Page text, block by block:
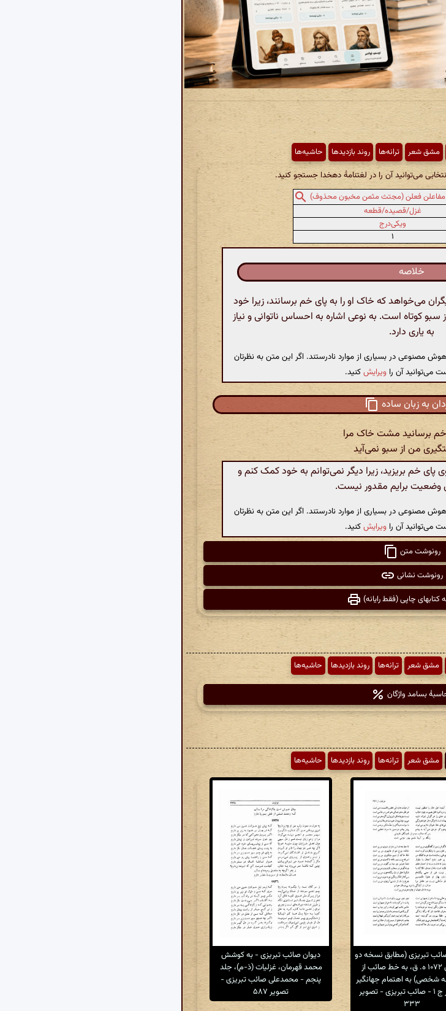
مشق شعر ترانه‌ها روند بازدیدها حاشیه‌ها
می‌توانید آن را در لغتنامهٔ دهخدا جستجو کنید.
مفاعلن فعلن (مجتث مثمن مخبون محذوف)
غزل/قصیده/قطعه
ویکی‌درج
۱
خلاصه
می‌خواهد که خاک او را به پای خم برسانند، زیرا خود
کوتاه است. به نوعی اشاره به احساس ناتوانی و نیاز
به یاری دارد.
مصنوعی در بسیاری از موارد نادرستند. اگر این متن به نظرتان
می‌توانید آن را ویرایشکنید.
به زبان ساده
خم برسانید مشت خاک مرا
من از سبو نمی‌آید
خم بریزید، زیرا دیگر نمی‌توانم به خود کمک کنم و
وضعیت برایم مقدور نیست.
مصنوعی در بسیاری از موارد نادرستند. اگر این متن به نظرتان
می‌توانید آن را ویرایشکنید.
رونوشت متن
رونوشت نشانی
کتابهای چاپی (فقط رایانه)
مشق شعر ترانه‌ها روند بازدیدها حاشیه‌ها
بسامد واژگان
مشق شعر ترانه‌ها روند بازدیدها حاشیه‌ها
تبریزی (مطابق نسخه دو
جلدی ۱۰۷۲ ه. ق، به خط صائب از
شخصی) به اهتمام جهانگیر
منصور ج ۱ - صائب تبریزی - تصویر
۳۳۳
دیوان صائب تبریزی - به کوشش
محمد قهرمان، غزلیات (ذ-م)، جلد
پنجم - محمدعلی صائب تبریزی -
تصویر ۵۸۷